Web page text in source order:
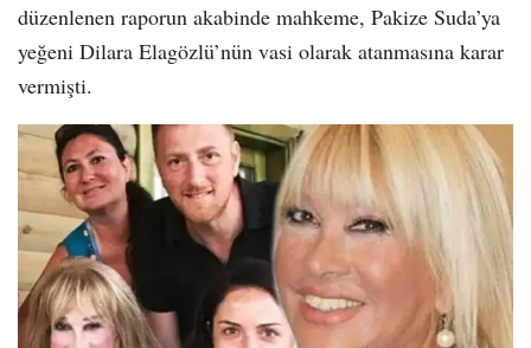
düzenlenen raporun akabinde mahkeme, Pakize Suda’ya
yeğeni Dilara Elagözlü’nün vasi olarak atanmasına karar
vermişti.